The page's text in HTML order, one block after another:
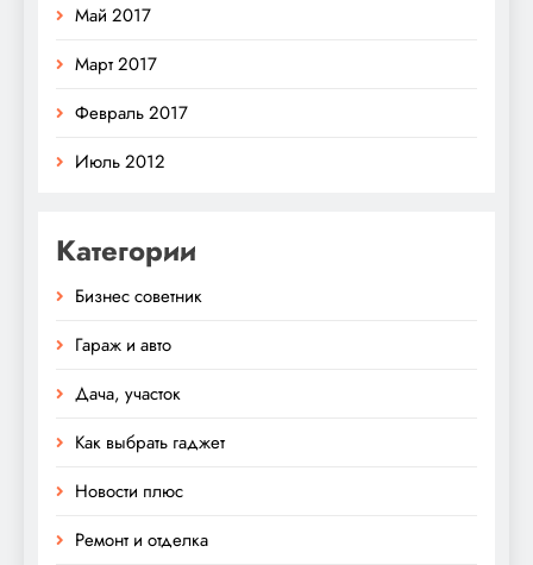
Май 2017
Март 2017
Февраль 2017
Июль 2012
Категории
Бизнес советник
Гараж и авто
Дача, участок
Как выбрать гаджет
Новости плюс
Ремонт и отделка